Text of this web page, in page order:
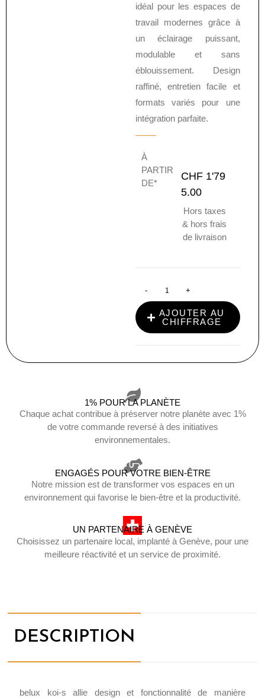
idéal pour les espaces de
travail modernes grâce à
un éclairage puissant,
modulable et sans
éblouissement. Design
raffiné, entretien facile et
formats variés pour une
intégration parfaite.
À
PARTIR
DE*
CHF 1'79
5.00
Hors taxes
& hors frais
de livraison
- +
AJOUTER AU
CHIFFRAGE
1% POUR LA PLANÈTE
Chaque achat contribue à préserver notre planète avec 1%
de votre commande reversé à des initiatives
environnementales.
ENGAGÉS POUR VOTRE BIEN-ÊTRE
Notre mission est de transformer vos espaces en un
environnement qui favorise le bien-être et la productivité.
UN PARTENAIRE À GENÈVE
Choisissez un partenaire local, implanté à Genève, pour une
meilleure réactivité et un service de proximité.
DESCRIPTION
belux koi-s allie design et fonctionnalité de manière